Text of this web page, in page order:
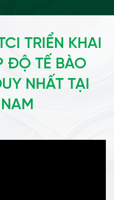
TRIỂN KHAI
ĐỘ TẾ BÀO
NHẤT TẠI